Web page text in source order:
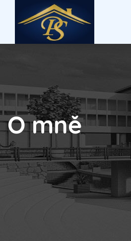
O mně